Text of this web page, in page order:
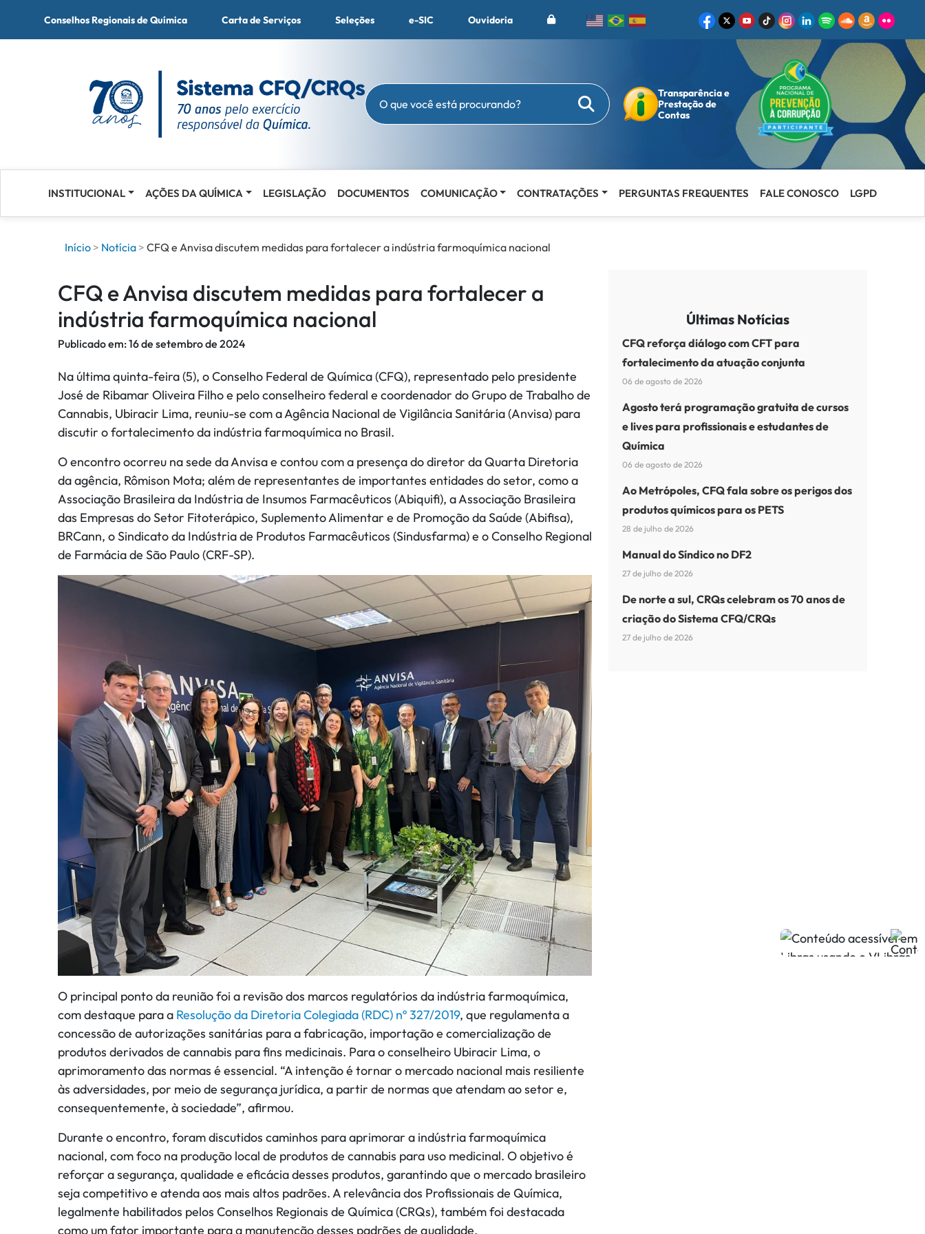
Conselhos Regionais de Química Carta de Serviços Seleções e-SIC Ouvidoria
O que você está procurando? Buscar
Transparência e
Prestação de
Contas
INSTITUCIONAL AÇÕES DA QUÍMICA LEGISLAÇÃO DOCUMENTOS COMUNICAÇÃO CONTRATAÇÕES PERGUNTAS FREQUENTES FALE CONOSCO LGPD
o
Início Notícia CFQ e Anvisa discutem medidas para fortalecer a indústria farmoquímica nacional
CFQ e Anvisa discutem medidas para fortalecer a
indústria farmoquímica nacional
Publicado em:16 de setembro de 2024
Na última quinta-feira (5), o Conselho Federal de Química (CFQ), representado pelo presidente
José de Ribamar Oliveira Filho e pelo conselheiro federal e coordenador do Grupo de Trabalho de
Cannabis, Ubiracir Lima, reuniu-se com a Agência Nacional de Vigilância Sanitária (Anvisa) para
discutir o fortalecimento da indústria farmoquímica no Brasil.
O encontro ocorreu na sede da Anvisa e contou com a presença do diretor da Quarta Diretoria
da agência, Rômison Mota; além de representantes de importantes entidades do setor, como a
Associação Brasileira da Indústria de Insumos Farmacêuticos (Abiquifi), a Associação Brasileira
das Empresas do Setor Fitoterápico, Suplemento Alimentar e de Promoção da Saúde (Abifisa),
BRCann, o Sindicato da Indústria de Produtos Farmacêuticos (Sindusfarma) e o Conselho Regional
de Farmácia de São Paulo (CRF-SP).
O principal ponto da reunião foi a revisão dos marcos regulatórios da indústria farmoquímica,
com destaque para a Resolução da Diretoria Colegiada (RDC) nº 327/2019, que regulamenta a
concessão de autorizações sanitárias para a fabricação, importação e comercialização de
produtos derivados de cannabis para fins medicinais. Para o conselheiro Ubiracir Lima, o
aprimoramento das normas é essencial. “A intenção é tornar o mercado nacional mais resiliente
às adversidades, por meio de segurança jurídica, a partir de normas que atendam ao setor e,
consequentemente, à sociedade”, afirmou.
Durante o encontro, foram discutidos caminhos para aprimorar a indústria farmoquímica
nacional, com foco na produção local de produtos de cannabis para uso medicinal. O objetivo é
reforçar a segurança, qualidade e eficácia desses produtos, garantindo que o mercado brasileiro
seja competitivo e atenda aos mais altos padrões. A relevância dos Profissionais de Química,
legalmente habilitados pelos Conselhos Regionais de Química (CRQs), também foi destacada
como um fator importante para a manutenção desses padrões de qualidade.
Últimas Notícias
CFQ reforça diálogo com CFT para
fortalecimento da atuação conjunta
06 de agosto de 2026
Agosto terá programação gratuita de cursos
e lives para profissionais e estudantes de
Química
06 de agosto de 2026
Ao Metrópoles, CFQ fala sobre os perigos dos
produtos químicos para os PETS
28 de julho de 2026
Manual do Síndico no DF2
27 de julho de 2026
De norte a sul, CRQs celebram os 70 anos de
criação do Sistema CFQ/CRQs
27 de julho de 2026